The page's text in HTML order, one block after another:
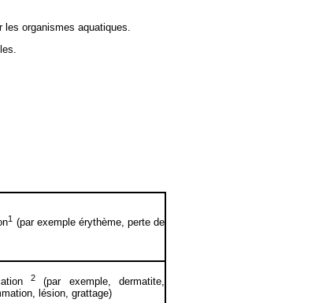
organismes aquatiques.
1 (par exemple érythème, perte de
2
(par exemple, dermatite,
lésion, grattage)